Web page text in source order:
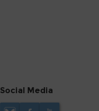
Social Media